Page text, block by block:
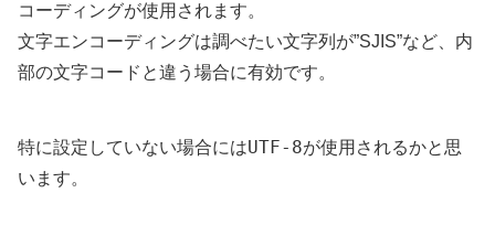
コーディングが使用されます。
文字エンコーディングは調べたい文字列が”SJIS”など、内
部の文字コードと違う場合に有効です。
特に設定していない場合にはUTF-8が使用されるかと思
います。